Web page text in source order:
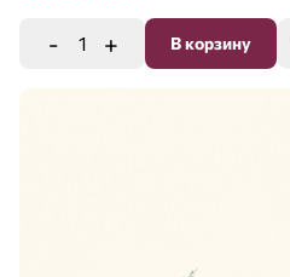
- + В корзину